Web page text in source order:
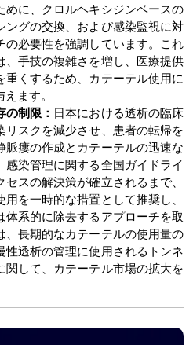
めに、クロルヘキシジンベースの
ングの交換、および感染監視に対
の必要性を強調しています。これ
、手技の複雑さを増し、医療提供
重くするため、カテーテル使用に
ます。
制限： 日本における透析の臨床
リスクを減少させ、患者の転帰を
脈瘻の作成とカテーテルの迅速な
感染管理に関する全国ガイドライ
スの解決策が確立されるまで、
を一時的な措置として推奨し、
体系的に除去するアプローチを取
、長期的なカテーテルの使用量の
性透析の管理に使用されるトンネ
関して、カテーテル市場の拡大を